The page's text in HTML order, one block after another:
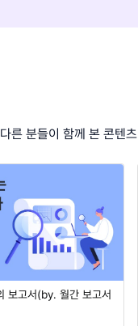
다른 분들이 함께 본 콘텐츠
보고서(by. 월간 보고서